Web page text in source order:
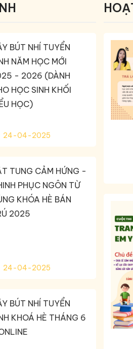
BÚT NHÍ TUYỂN
NĂM HỌC MỚI
- 2026 (DÀNH
HỌC SINH KHỐI
HỌC)
24-04-2025
TUNG CẢM HỨNG -
PHỤC NGÔN TỪ
KHÓA HÈ BÁN
2025
24-04-2025
BÚT NHÍ TUYỂN
KHOÁ HÈ THÁNG 6